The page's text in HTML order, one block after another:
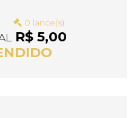
0 lance(s)
R$ 5,00